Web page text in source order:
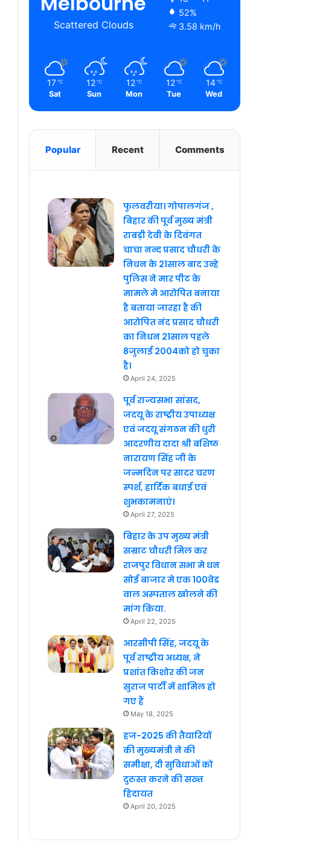
Scattered Clouds
52%
3.58 km/h
17 ℃
Sat
12 ℃
Sun
12 ℃
Mon
12 ℃
Tue
14 ℃
Wed
Popular Recent Comments
फुलवरीया। गोपालगंज ,
बिहार की पूर्व मुख्य मंत्री
राबड़ी देवी के दिवंगत
चाचा नन्द प्रसाद चौधरी के
निधन के 21साल बाद उन्हे
पुलिस ने मार पीट के
मामले मे आरोपित बनाया
है बताया जारहा है की
आरोपित नंद प्रसाद चौधरी
का निधन 21साल पहले
8जुलाई 2004को हो चुका
है।
April 24, 2025
पूर्व राज्यसभा सांसद,
जदयू के राष्ट्रीय उपाध्यक्ष
एवं जदयू संगठन की धुरी
आदरणीय दादा श्री बशिष्ठ
नारायण सिंह जी के
जन्मदिन पर सादर चरण
स्पर्श, हार्दिक बधाई एवं
शुभकामनाएं।
April 27, 2025
बिहार के उप मुख्य मंत्री
सम्राट चौधरी मिल कर
राजपुर विधान सभा मे धन
सोई बाजार मे एक 100वेड
वाल अस्पताल खोलने की
मांग किया.
April 22, 2025
आरसीपी सिंह, जदयू के
पूर्व राष्ट्रीय अध्यक्ष, ने
प्रशांत किशोर की जन
सुराज पार्टी में शामिल हो
गए हैं
May 18, 2025
हज-2025 की तैयारियों
की मुख्यमंत्री ने की
समीक्षा, दी सुविधाओं को
दुरुस्त करने की सख्त
हिदायत
April 20, 2025